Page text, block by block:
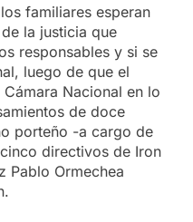
familiares esperan
la justicia que
responsables y si se
luego de que el
Nacional en lo
de doce
porteño -a cargo de
directivos de Iron
Pablo Ormechea